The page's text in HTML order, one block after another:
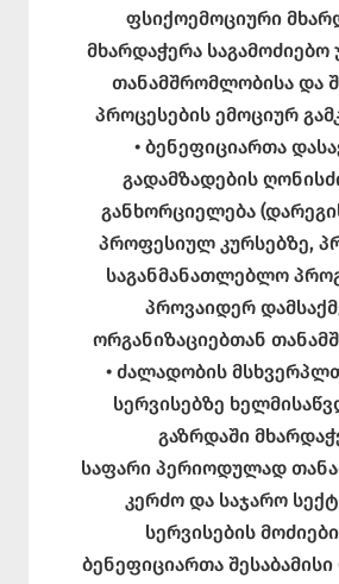
ფსიქოემოციური
მხარდაჭერა საგამოძიებო
თანამშრომლობისა და
პროცესების ემოციურ
• ბენეფიციართა
გადამზადების
განხორციელება
პროფესიულ კურსებზე,
საგანმანათლებლო
პროვაიდერ
ორგანიზაციებთან
• ძალადობის
სერვისებზე
გაზრდაში
საფარი პერიოდულად
კერძო და საჯარო
სერვისების
ბენეფიციართა